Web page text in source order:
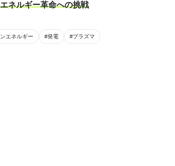
ネルギー革命への挑戦
エネルギー #発電 #プラズマ